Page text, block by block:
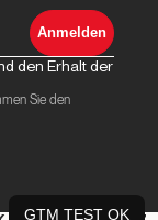
Anmelden
den Erhalt der
Sie den
GTM TEST OK